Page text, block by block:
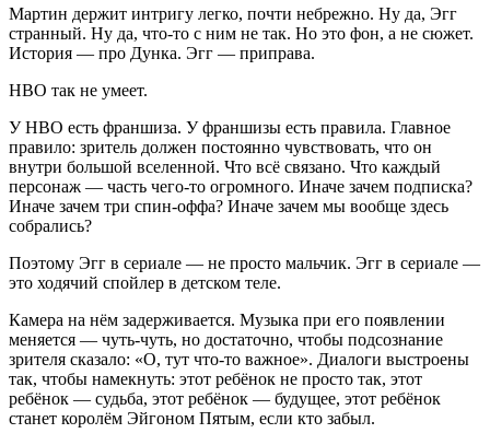
Мартин держит интригу легко, почти небрежно. Ну да, Эгг
странный. Ну да, что-то с ним не так. Но это фон, а не сюжет.
История — про Дунка. Эгг — приправа.
HBO так не умеет.
У HBO есть франшиза. У франшизы есть правила. Главное
правило: зритель должен постоянно чувствовать, что он
внутри большой вселенной. Что всё связано. Что каждый
персонаж — часть чего-то огромного. Иначе зачем подписка?
Иначе зачем три спин-оффа? Иначе зачем мы вообще здесь
собрались?
Поэтому Эгг в сериале — не просто мальчик. Эгг в сериале —
это ходячий спойлер в детском теле.
Камера на нём задерживается. Музыка при его появлении
меняется — чуть-чуть, но достаточно, чтобы подсознание
зрителя сказало: «О, тут что-то важное». Диалоги выстроены
так, чтобы намекнуть: этот ребёнок не просто так, этот
ребёнок — судьба, этот ребёнок — будущее, этот ребёнок
станет королём Эйгоном Пятым, если кто забыл.